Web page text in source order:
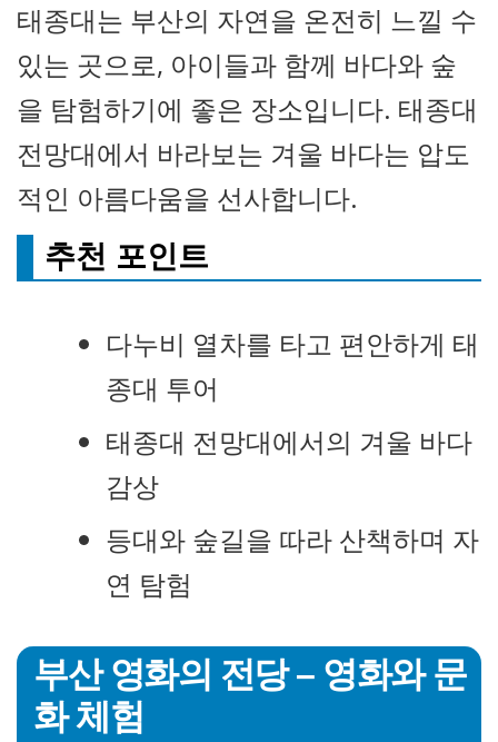
태종대는 부산의 자연을 온전히 느낄 수
있는 곳으로, 아이들과 함께 바다와 숲
을 탐험하기에 좋은 장소입니다. 태종대
전망대에서 바라보는 겨울 바다는 압도
적인 아름다움을 선사합니다.
추천 포인트
다누비 열차를 타고 편안하게 태
종대 투어
태종대 전망대에서의 겨울 바다
감상
등대와 숲길을 따라 산책하며 자
연 탐험
부산 영화의 전당 – 영화와 문
화 체험